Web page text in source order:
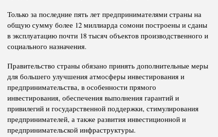
Только за последние пять лет предпринимателями страны на
общую сумму более 12 миллиарда сомони построены и сданы
в эксплуатацию почти 18 тысяч объектов производственного и
социального назначения.
Правительство страны обязано принять дополнительные меры
для большего улучшения атмосферы инвестирования и
предпринимательства, в особенности прямого
инвестирования, обеспечения выполнения гарантий и
привилегий и государственной поддержки, стимулирования
предпринимателей, а также развития инвестиционной и
предпринимательской инфраструктуры.